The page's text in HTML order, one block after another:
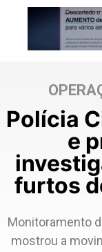
Polícia
e
furtos
Monitoramento
mostrou a